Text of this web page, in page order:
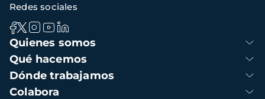
Navegación
principal
Quienes somos
Qué hacemos
Dónde trabajamos
Colabora
Redes sociales